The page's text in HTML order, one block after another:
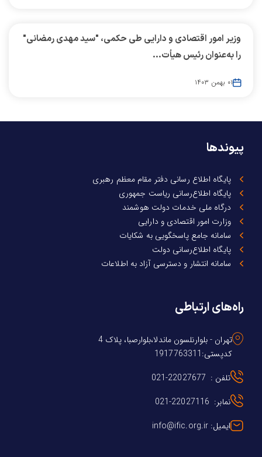
وزیر امور اقتصادی و دارایی طی حکمی، "سید مهدی رمضانی"
را به‌عنوان رئیس هیأت...
۰۱ بهمن ۱۴۰۳
پیوندها
پایگاه اطلاع رسانی دفتر مقام معظم رهبری
پایگاه اطلاع‌رسانی ریاست جمهوری
درگاه ملی خدمات دولت هوشمند
وزارت امور اقتصادی و دارایی
سامانه جامع پاسخگویی به شکایات
پایگاه اطلاع‌رسانی دولت
سامانه انتشار و دسترسی آزاد به اطلاعات
راه‌های ارتباطی
تهران - بلوارنلسون ماندلا،بلوارصبا، پلاک 4
کدپستی:1917763311
تلفن : 22027677-021
نمابر: 22027116-021
ایمیل: info@ific.org.ir